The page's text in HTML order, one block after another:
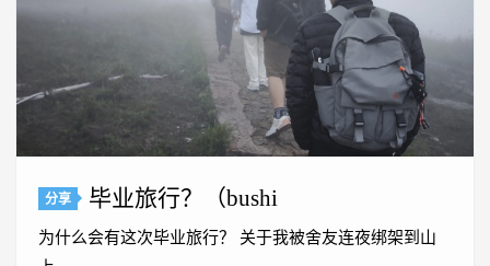
分享 毕业旅行？（bushi
为什么会有这次毕业旅行？ 关于我被舍友连夜绑架到山